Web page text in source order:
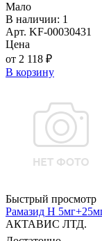
Мало
В наличии: 1
Арт. KF-00030431
Цена
от 2 118 ₽
В корзину
Быстрый просмотр
Рамазид Н
АКТАВИС ЛТД.